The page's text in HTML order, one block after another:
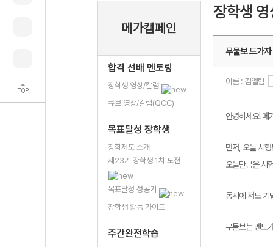
TOP
메가캠페인
합격 선배 멘토링
장학생 영상/칼럼
큐브 영상/칼럼(QCC)
목표달성 장학생
장학제도 소개
제23기 장학생 1차 도전
목표달성 성공기
장학생 활동 가이드
주간완전학습
장학생
무물보 드가자
이름 : 김엘림
안녕하세요! 메
먼저, 오늘 시
오늘만큼은 시
동시에 저도 기
무물보는 멘토